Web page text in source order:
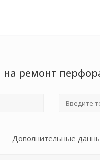
на ремонт
Дополнительные